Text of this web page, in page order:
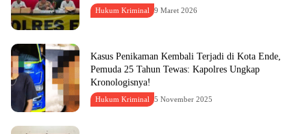
Hukum Kriminal 9 Maret 2026
Kasus Penikaman Kembali Terjadi di Kota Ende,
Pemuda 25 Tahun Tewas: Kapolres Ungkap
Kronologisnya!
Hukum Kriminal 5 November 2025